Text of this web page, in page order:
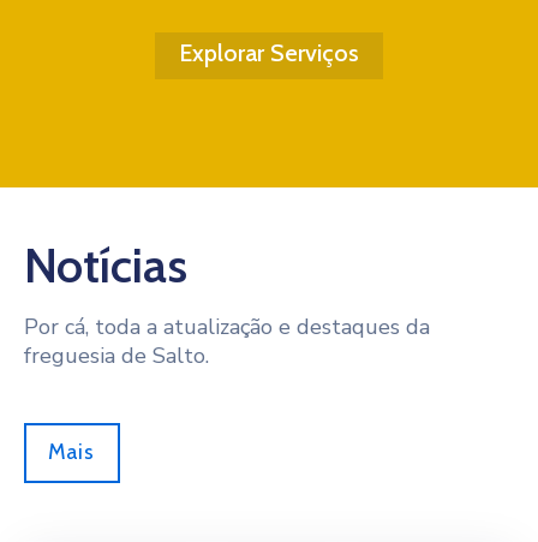
Explorar Serviços
Notícias
Por cá, toda a atualização e destaques da
freguesia de Salto.
Mais